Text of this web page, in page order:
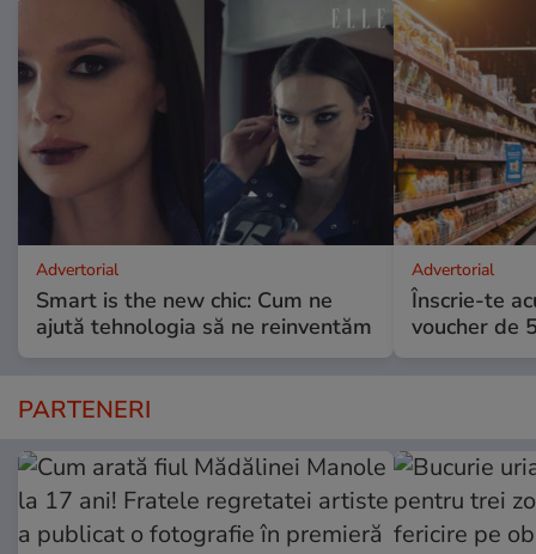
Advertorial
Smart is the new chic: Cum ne
ajută tehnologia să ne reinventăm
Advertorial
Înscrie-te
voucher de
PARTENERI